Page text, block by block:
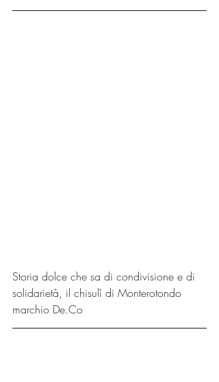
Storia dolce che sa di condivisione e di
solidarietà, il chisulì di Monterotondo
marchio De.Co